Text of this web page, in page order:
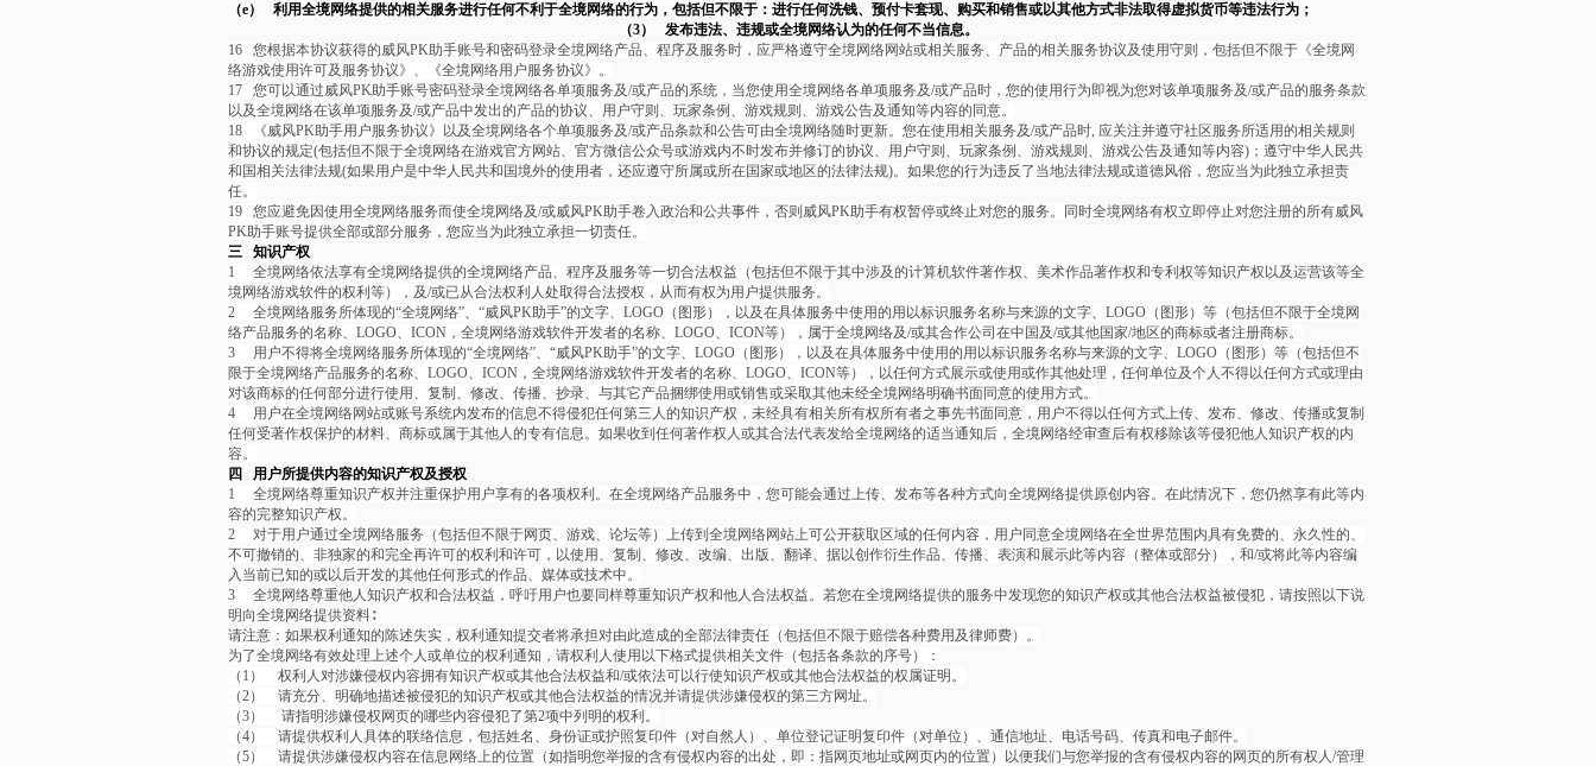
（e） 利用全境网络提供的相关服务进行任何不利于全境网络的行为，包括但不限于：进行任何洗钱、预付卡套现、购买和销售或以其他方式非法取得虚拟货币等违法行为；
（3） 发布违法、违规或全境网络认为的任何不当信息。
16
您根据本协议获得的威风PK助手账号和密码登录全境网络产品、程序及服务时，应严格遵守全境网络网站或相关服务、产品的相关服务协议及使用守则，包括但不限于《全境网
络游戏使用许可及服务协议》、《全境网络用户服务协议》。
17
您可以通过威风PK助手账号密码登录全境网络各单项服务及/或产品的系统，当您使用全境网络各单项服务及/或产品时，您的使用行为即视为您对该单项服务及/或产品的服务条款
以及全境网络在该单项服务及/或产品中发出的产品的协议、用户守则、玩家条例、游戏规则、游戏公告及通知等内容的同意。
18
《威风PK助手用户服务协议》以及全境网络各个单项服务及/或产品条款和公告可由全境网络随时更新。您在使用相关服务及/或产品时, 应关注并遵守社区服务所适用的相关规则
和协议的规定(包括但不限于全境网络在游戏官方网站、官方微信公众号或游戏内不时发布并修订的协议、用户守则、玩家条例、游戏规则、游戏公告及通知等内容)；遵守中华人民共
和国相关法律法规(如果用户是中华人民共和国境外的使用者，还应遵守所属或所在国家或地区的法律法规)。如果您的行为违反了当地法律法规或道德风俗，您应当为此独立承担责
任。
19
您应避免因使用全境网络服务而使全境网络及/或威风PK助手卷入政治和公共事件，否则威风PK助手有权暂停或终止对您的服务。同时全境网络有权立即停止对您注册的所有威风
PK助手账号提供全部或部分服务，您应当为此独立承担一切责任。
三 知识产权
1
全境网络依法享有全境网络提供的全境网络产品、程序及服务等一切合法权益（包括但不限于其中涉及的计算机软件著作权、美术作品著作权和专利权等知识产权以及运营该等全
境网络游戏软件的权利等），及/或已从合法权利人处取得合法授权，从而有权为用户提供服务。
2
全境网络服务所体现的“全境网络”、“威风PK助手”的文字、LOGO（图形），以及在具体服务中使用的用以标识服务名称与来源的文字、LOGO（图形）等（包括但不限于全境网
络产品服务的名称、LOGO、ICON，全境网络游戏软件开发者的名称、LOGO、ICON等），属于全境网络及/或其合作公司在中国及/或其他国家/地区的商标或者注册商标。
3
用户不得将全境网络服务所体现的“全境网络”、“威风PK助手”的文字、LOGO（图形），以及在具体服务中使用的用以标识服务名称与来源的文字、LOGO（图形）等（包括但不
限于全境网络产品服务的名称、LOGO、ICON，全境网络游戏软件开发者的名称、LOGO、ICON等），以任何方式展示或使用或作其他处理，任何单位及个人不得以任何方式或理由
对该商标的任何部分进行使用、复制、修改、传播、抄录、与其它产品捆绑使用或销售或采取其他未经全境网络明确书面同意的使用方式。
4
用户在全境网络网站或账号系统内发布的信息不得侵犯任何第三人的知识产权，未经具有相关所有权所有者之事先书面同意，用户不得以任何方式上传、发布、修改、传播或复制
任何受著作权保护的材料、商标或属于其他人的专有信息。如果收到任何著作权人或其合法代表发给全境网络的适当通知后，全境网络经审查后有权移除该等侵犯他人知识产权的内
容。
四 用户所提供内容的知识产权及授权
1
全境网络尊重知识产权并注重保护用户享有的各项权利。在全境网络产品服务中，您可能会通过上传、发布等各种方式向全境网络提供原创内容。在此情况下，您仍然享有此等内
容的完整知识产权。
2
对于用户通过全境网络服务（包括但不限于网页、游戏、论坛等）上传到全境网络网站上可公开获取区域的任何内容，用户同意全境网络在全世界范围内具有免费的、永久性的、
不可撤销的、非独家的和完全再许可的权利和许可，以使用、复制、修改、改编、出版、翻译、据以创作衍生作品、传播、表演和展示此等内容（整体或部分），和/或将此等内容编
入当前已知的或以后开发的其他任何形式的作品、媒体或技术中。
3
全境网络尊重他人知识产权和合法权益，呼吁用户也要同样尊重知识产权和他人合法权益。若您在全境网络提供的服务中发现您的知识产权或其他合法权益被侵犯，请按照以下说
明向全境网络提供资料∶
请注意：如果权利通知的陈述失实，权利通知提交者将承担对由此造成的全部法律责任（包括但不限于赔偿各种费用及律师费）。
为了全境网络有效处理上述个人或单位的权利通知，请权利人使用以下格式提供相关文件（包括各条款的序号）：
（1）
权利人对涉嫌侵权内容拥有知识产权或其他合法权益和/或依法可以行使知识产权或其他合法权益的权属证明。
（2）
请充分、明确地描述被侵犯的知识产权或其他合法权益的情况并请提供涉嫌侵权的第三方网址。
（3）
请指明涉嫌侵权网页的哪些内容侵犯了第2项中列明的权利。
（4）
请提供权利人具体的联络信息，包括姓名、身份证或护照复印件（对自然人）、单位登记证明复印件（对单位）、通信地址、电话号码、传真和电子邮件。
（5）
请提供涉嫌侵权内容在信息网络上的位置（如指明您举报的含有侵权内容的出处，即：指网页地址或网页内的位置）以便我们与您举报的含有侵权内容的网页的所有权人/管理